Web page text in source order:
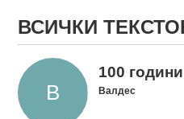
ВСИЧКИ
100
Валдес